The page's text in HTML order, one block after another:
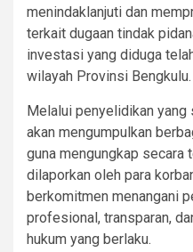
menindaklanjuti dan
terkait dugaan tindak
investasi yang diduga
wilayah Provinsi Bengkulu.
Melalui penyelidikan yang
akan mengumpulkan
guna mengungkap secara
dilaporkan oleh para
berkomitmen menangani
profesional, transparan,
hukum yang berlaku.